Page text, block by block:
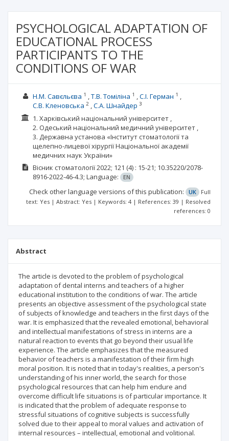
PSYCHOLOGICAL ADAPTATION OF
EDUCATIONAL PROCESS
PARTICIPANTS TO THE
CONDITIONS OF WAR
Н.М. Савєльєва 1 Т.В. Томіліна 1 С.І. Герман 1
С.В. Кленовська 2 С.А. Шнайдер 3
1. Харківський національний університет ,
2. Одеський національний медичний університет ,
3. Державна установа «Інститут стоматології та
щелепно-лицевої хірургії Національної академії
медичних наук України»
Вісник стоматології2022; 121 (4) : 15-21; 10.35220/2078-
8916-2022-46-4.3; Language: EN
Check other language versions of this publication: UK
Full
text: Yes | Abstract: Yes | Keywords: 4 | References: 39 | Resolved
references: 0
Abstract
The article is devoted to the problem of psychological
adaptation of dental interns and teachers of a higher
educational institution to the conditions of war. The article
presents an objective assessment of the psychological state
of subjects of knowledge and teachers in the first days of the
war. It is emphasized that the revealed emotional, behavioral
and intellectual manifestations of stress in interns are a
natural reaction to events that go beyond their usual life
experience. The article emphasizes that the measured
behavior of teachers is a manifestation of their firm high
moral position. It is noted that in today's realities, a person's
understanding of his inner world, the search for those
psychological resources that can help him endure and
overcome difficult life situations is of particular importance. It
is indicated that the problem of adequate response to
stressful situations of cognitive subjects is successfully
solved due to their appeal to moral values and activation of
internal resources – intellectual, emotional and volitional.